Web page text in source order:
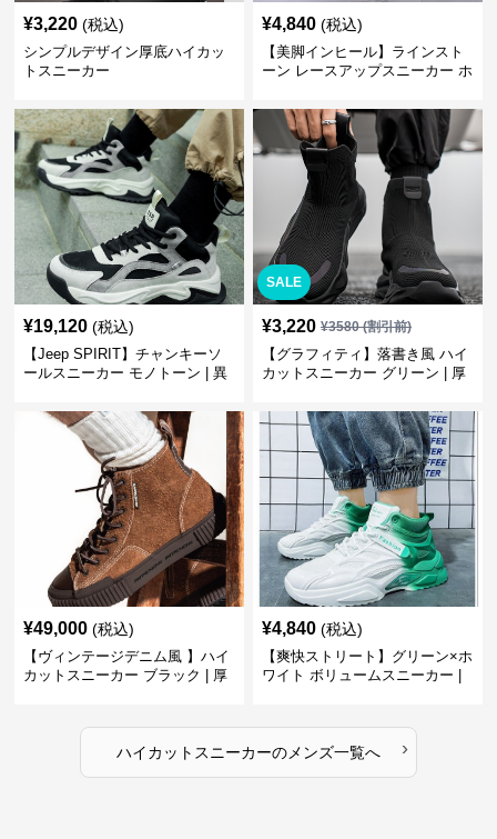
¥3,220 (税込)
シンプルデザイン厚底ハイカッ
トスニーカー
¥4,840 (税込)
【美脚インヒール】ラインスト
ーン レースアップスニーカー ホ
¥19,120 (税込)
【Jeep SPIRIT】チャンキーソ
ールスニーカー モノトーン | 異
SALE
¥3,220 ¥3580(割引前)
【グラフィティ】落書き風 ハイ
カットスニーカー グリーン | 厚
¥49,000 (税込)
【ヴィンテージデニム風 】ハイ
カットスニーカー ブラック | 厚
¥4,840 (税込)
【爽快ストリート】グリーン×ホ
ワイト ボリュームスニーカー |
ハイカットスニーカーのメンズ一覧へ ›